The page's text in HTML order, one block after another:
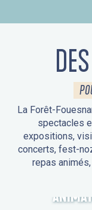
La Forêt-
spectacles
expositions,
concerts, fest-
repas